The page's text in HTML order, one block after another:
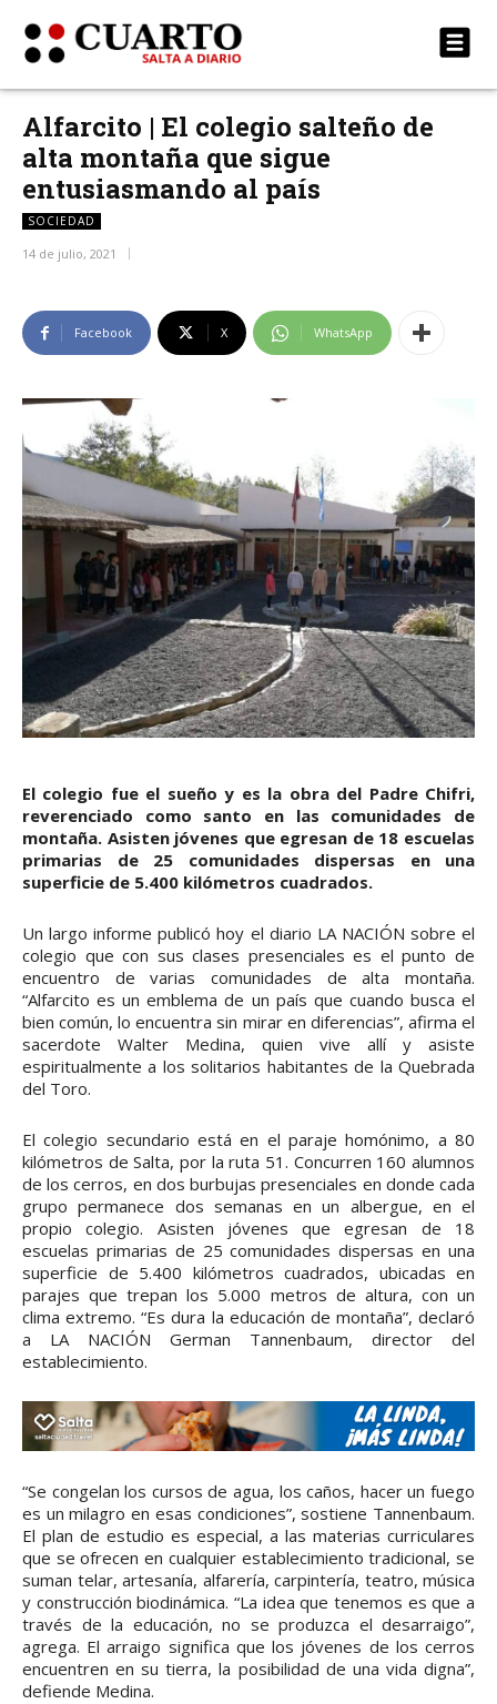
Alfarcito | El colegio salteño de
alta montaña que sigue
entusiasmando al país
SOCIEDAD
14 de julio, 2021
Facebook X WhatsApp
El colegio fue el sueño y es la obra del Padre Chifri,
reverenciado como santo en las comunidades de
montaña. Asisten jóvenes que egresan de 18 escuelas
primarias de 25 comunidades dispersas en una
superficie de 5.400 kilómetros cuadrados.
colegio que con sus clases presenciales es el punto de
encuentro de varias comunidades de alta montaña.
“Alfarcito es un emblema de un país que cuando busca el
bien común, lo encuentra sin mirar en diferencias”, afirma el
sacerdote Walter Medina, quien vive allí y asiste
espiritualmente a los solitarios habitantes de la Quebrada
del Toro.
El colegio secundario está en el paraje homónimo, a 80
kilómetros de Salta, por la ruta 51. Concurren 160 alumnos
de los cerros, en dos burbujas presenciales en donde cada
grupo permanece dos semanas en un albergue, en el
propio colegio. Asisten jóvenes que egresan de 18
escuelas primarias de 25 comunidades dispersas en una
superficie de 5.400 kilómetros cuadrados, ubicadas en
parajes que trepan los 5.000 metros de altura, con un
clima extremo. “Es dura la educación de montaña”, declaró
a LA NACIÓN German Tannenbaum, director del
establecimiento.
“Se congelan los cursos de agua, los caños, hacer un fuego
es un milagro en esas condiciones”, sostiene Tannenbaum.
El plan de estudio es especial, a las materias curriculares
que se ofrecen en cualquier establecimiento tradicional, se
suman telar, artesanía, alfarería, carpintería, teatro, música
y construcción biodinámica. “La idea que tenemos es que a
través de la educación, no se produzca el desarraigo”,
agrega. El arraigo significa que los jóvenes de los cerros
encuentren en su tierra, la posibilidad de una vida digna”,
defiende Medina.